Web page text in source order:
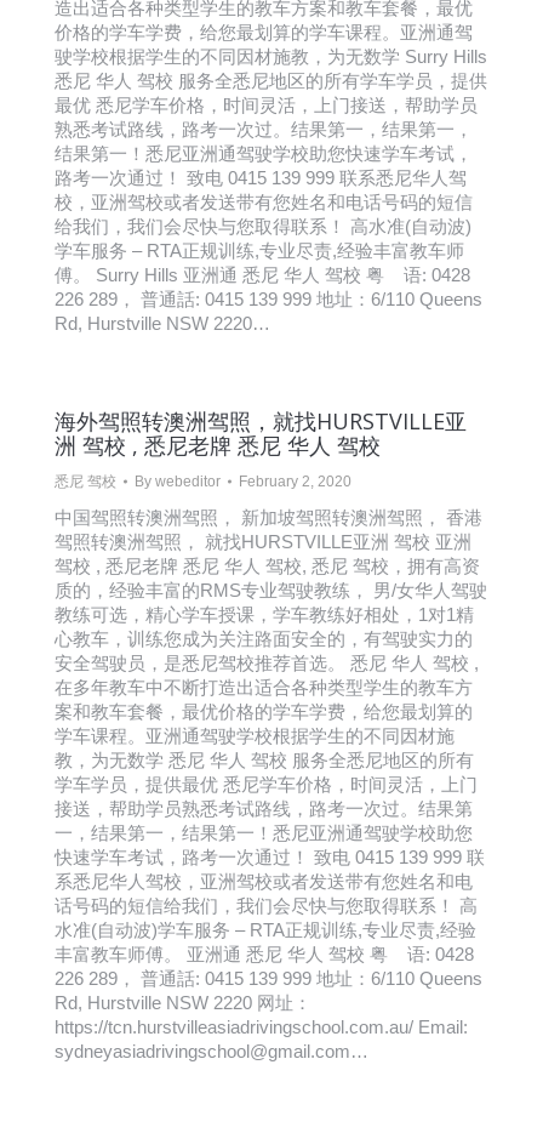
造出适合各种类型学生的教车方案和教车套餐，最优
价格的学车学费，给您最划算的学车课程。亚洲通驾
驶学校根据学生的不同因材施教，为无数学 Surry Hills
悉尼 华人 驾校 服务全悉尼地区的所有学车学员，提供
最优 悉尼学车价格，时间灵活，上门接送，帮助学员
熟悉考试路线，路考一次过。结果第一，结果第一，
结果第一！悉尼亚洲通驾驶学校助您快速学车考试，
路考一次通过！ 致电 0415 139 999 联系悉尼华人驾
校，亚洲驾校或者发送带有您姓名和电话号码的短信
给我们，我们会尽快与您取得联系！ 高水准(自动波)
学车服务 – RTA正规训练,专业尽责,经验丰富教车师
傅。 Surry Hills 亚洲通 悉尼 华人 驾校 粤 语: 0428
226 289， 普通話: 0415 139 999 地址：6/110 Queens
Rd, Hurstville NSW 2220…
海外驾照转澳洲驾照，就找HURSTVILLE亚
洲 驾校 , 悉尼老牌 悉尼 华人 驾校
悉尼 驾校 By webeditor February 2, 2020
中国驾照转澳洲驾照， 新加坡驾照转澳洲驾照， 香港
驾照转澳洲驾照， 就找HURSTVILLE亚洲 驾校 亚洲
驾校 , 悉尼老牌 悉尼 华人 驾校, 悉尼 驾校，拥有高资
质的，经验丰富的RMS专业驾驶教练， 男/女华人驾驶
教练可选，精心学车授课，学车教练好相处，1对1精
心教车，训练您成为关注路面安全的，有驾驶实力的
安全驾驶员，是悉尼驾校推荐首选。 悉尼 华人 驾校 ,
在多年教车中不断打造出适合各种类型学生的教车方
案和教车套餐，最优价格的学车学费，给您最划算的
学车课程。亚洲通驾驶学校根据学生的不同因材施
教，为无数学 悉尼 华人 驾校 服务全悉尼地区的所有
学车学员，提供最优 悉尼学车价格，时间灵活，上门
接送，帮助学员熟悉考试路线，路考一次过。结果第
一，结果第一，结果第一！悉尼亚洲通驾驶学校助您
快速学车考试，路考一次通过！ 致电 0415 139 999 联
系悉尼华人驾校，亚洲驾校或者发送带有您姓名和电
话号码的短信给我们，我们会尽快与您取得联系！ 高
水准(自动波)学车服务 – RTA正规训练,专业尽责,经验
丰富教车师傅。 亚洲通 悉尼 华人 驾校 粤 语: 0428
226 289， 普通話: 0415 139 999 地址：6/110 Queens
Rd, Hurstville NSW 2220 网址：
https://tcn.hurstvilleasiadrivingschool.com.au/ Email:
sydneyasiadrivingschool@gmail.com…